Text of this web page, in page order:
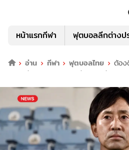
หน้าแรกกีฬา ฟุตบอลลีกต่างป
อ่าน กีฬา ฟุตบอลไทย
ต้อง
U23 มีข้อผิดพลาด เกมพ่าย ยูเออี